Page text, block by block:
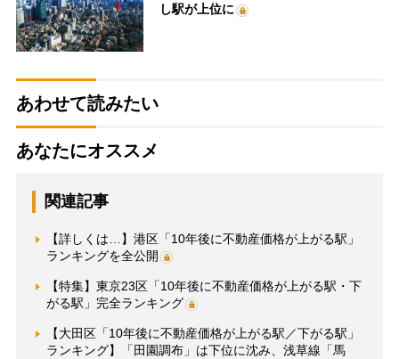
し駅が上位に
あわせて読みたい
あなたにオススメ
関連記事
【詳しくは…】港区「10年後に不動産価格が上がる駅」
ランキングを全公開
【特集】東京23区「10年後に不動産価格が上がる駅・下
がる駅」完全ランキング
【大田区「10年後に不動産価格が上がる駅／下がる駅」
ランキング】「田園調布」は下位に沈み、浅草線「馬